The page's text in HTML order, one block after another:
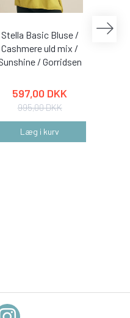
Stella Basic Bluse /
Cashmere uld mix /
/ Gorridsen
597,00 DKK
995,00 DKK
Læg i kurv
Stella